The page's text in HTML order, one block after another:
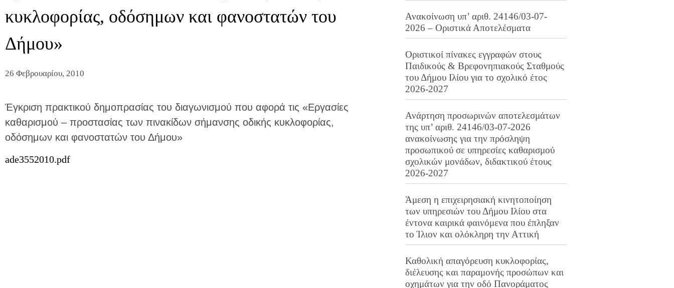
κυκλοφορίας, οδόσημων και φανοστατών του
Δήμου»
26 Φεβρουαρίου, 2010
Έγκριση πρακτικού δημοπρασίας του διαγωνισμού που αφορά τις «Εργασίες
καθαρισμού – προστασίας των πινακίδων σήμανσης οδικής κυκλοφορίας,
οδόσημων και φανοστατών του Δήμου»
ade3552010.pdf
Ανακοίνωση υπ’ αριθ. 24146/03-07-
2026 – Οριστικά Αποτελέσματα
Οριστικοί πίνακες εγγραφών στους
Παιδικούς & Βρεφονηπιακούς Σταθμούς
του Δήμου Ιλίου για το σχολικό έτος
2026-2027
Ανάρτηση προσωρινών αποτελεσμάτων
της υπ’ αριθ. 24146/03-07-2026
ανακοίνωσης για την πρόσληψη
προσωπικού σε υπηρεσίες καθαρισμού
σχολικών μονάδων, διδακτικού έτους
2026-2027
Άμεση η επιχειρησιακή κινητοποίηση
των υπηρεσιών του Δήμου Ιλίου στα
έντονα καιρικά φαινόμενα που έπληξαν
το Ίλιον και ολόκληρη την Αττική
Καθολική απαγόρευση κυκλοφορίας,
διέλευσης και παραμονής προσώπων και
οχημάτων για την οδό Πανοράματος